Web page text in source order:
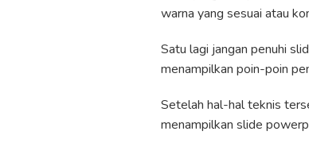
warna yang sesuai atau
Satu lagi jangan penuhi
menampilkan poin-poin
Setelah hal-hal teknis
menampilkan slide